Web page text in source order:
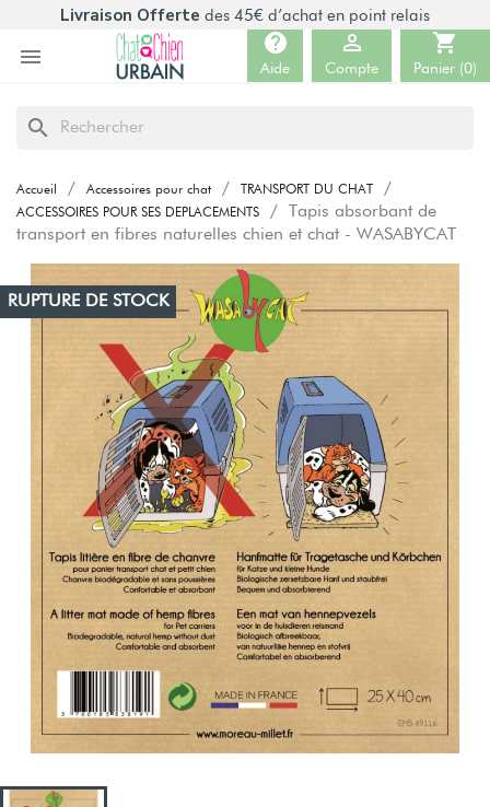
Livraison Offerte des 45€ d’achat en point relais

shopping_cart
Panier (0)
help
Aide

Compte
search
Accueil Accessoires pour chat
TRANSPORT DU CHAT
ACCESSOIRES POUR SES DEPLACEMENTS
Tapis absorbant de
transport en fibres naturelles chien et chat - WASABYCAT
RUPTURE DE STOCK